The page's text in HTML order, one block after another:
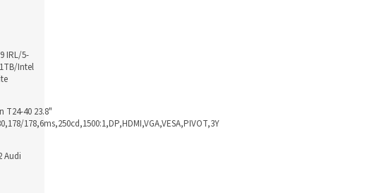
IRL/5-
Intel
T24-40 23.8"
178,6ms,250cd,1500:1,DP,HDMI,VGA,VESA,PIVOT,3Y
Audi